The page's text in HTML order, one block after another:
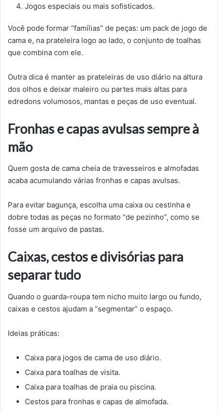
Jogos especiais ou mais sofisticados.
Você pode formar “famílias” de peças: um pack de jogo de
cama e, na prateleira logo ao lado, o conjunto de toalhas
que combina com ele.
Outra dica é manter as prateleiras de uso diário na altura
dos olhos e deixar maleiro ou partes mais altas para
edredons volumosos, mantas e peças de uso eventual.
Fronhas e capas avulsas sempre à
mão
Quem gosta de cama cheia de travesseiros e almofadas
acaba acumulando várias fronhas e capas avulsas.
Para evitar bagunça, escolha uma caixa ou cestinha e
dobre todas as peças no formato “de pezinho”, como se
fosse um arquivo de pastas.
Caixas, cestos e divisórias para
separar tudo
Quando o guarda-roupa tem nicho muito largo ou fundo,
caixas e cestos ajudam a “segmentar” o espaço.
Ideias práticas:
Caixa para jogos de cama de uso diário.
Caixa para toalhas de visita.
Caixa para toalhas de praia ou piscina.
Cestos para fronhas e capas de almofada.